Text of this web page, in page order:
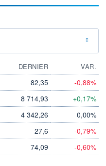
DERNIER
VAR.
82,35 -0,88%
8 714,93 +0,17%
4 342,26 0,00%
27,6 -0,79%
74,09 -0,60%